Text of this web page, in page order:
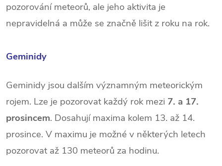
pozorování meteorů, ale jeho aktivita je
nepravidelná a může se značně lišit z roku na rok.
Geminidy
Geminidy jsou dalším významným meteorickým
rojem. Lze je pozorovat každý rok mezi 7. a 17.
prosincem. Dosahují maxima kolem 13. až 14.
prosince. V maximu je možné v některých letech
pozorovat až 130 meteorů za hodinu.